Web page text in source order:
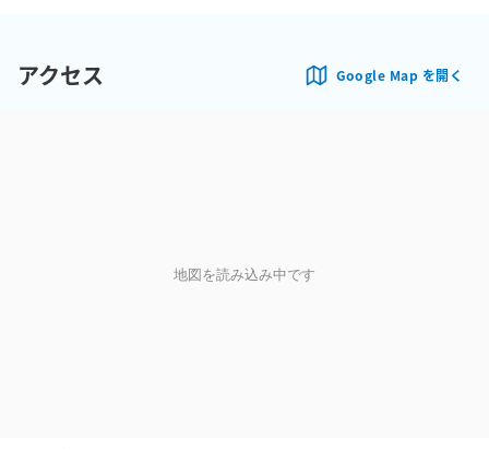
アクセス Google Map を開く
地図を読み込み中です